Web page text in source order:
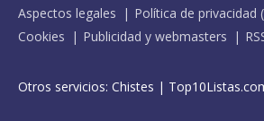
Aspectos legales
Política de privacidad (
Cookies
Publicidad y webmasters
Otros servicios: Chistes |